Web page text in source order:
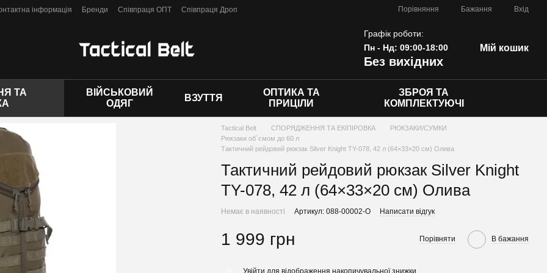
інформація Бренди Співпраця ОПТ
Співпраця Дроп
Порівняння Бажання Вхід
Графік роботи:
Пн - Нд: 09:00-18:00
Без вихідних
Мій кошик
ТА
ВІЙСЬКОВИЙ
ОДЯГ
ВЗУТТЯ
ОПТИКА ТА
ПРИЦІЛИ
ЗБРОЯ ТА
КОМПЛЕКТУЮЧІ
Tactical Belt СПОРЯДЖЕННЯ ТА ЕКІПІРОВКА
РЮКЗАКИ/СУМКИ
Рюкзаки об`ємом до 60 л
Тактичний рейдовий рюкзак Silver Knight TY-078, 42 л (64×33×20 см) Олива
Тактичний рейдовий рюкзак Silver Knight
TY-078, 42 л (64×33×20 см) Олива
Немає в наявності Артикул: 088-00002-O Написати відгук
1 999 грн Порівняти В бажання
Увійти для відображення накопичувальної знижки